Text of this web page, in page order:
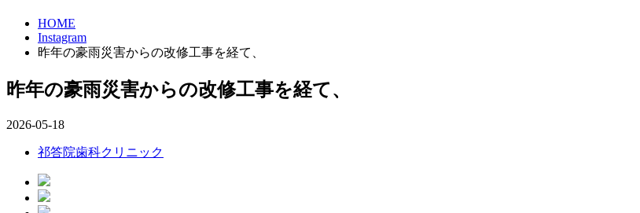
HOME
Instagram
昨年の豪雨災害からの改修工事を経て、
昨年の豪雨災害からの改修工事を経て、
2026-05-18
祁答院歯科クリニック